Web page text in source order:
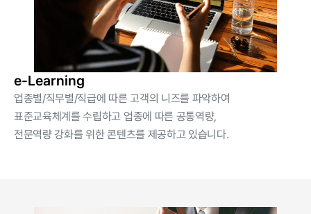
e-Learning
업종별/직무별/직급에 따른 고객의 니즈를 파악하여
표준교육체계를 수립하고 업종에 따른 공통역량,
전문역량 강화를 위한 콘텐츠를 제공하고 있습니다.